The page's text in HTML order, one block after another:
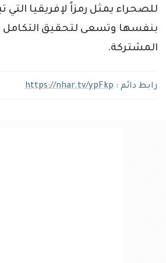
للصحراء يمثل رمزاً لإفريقيا
بنفسها وتسعى لتحقيق التكامل
المشتركة.
رابط دائم : https://nhar.tv/ypFkp